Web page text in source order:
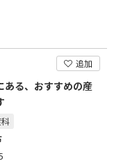
追加
ある、おすすめの産